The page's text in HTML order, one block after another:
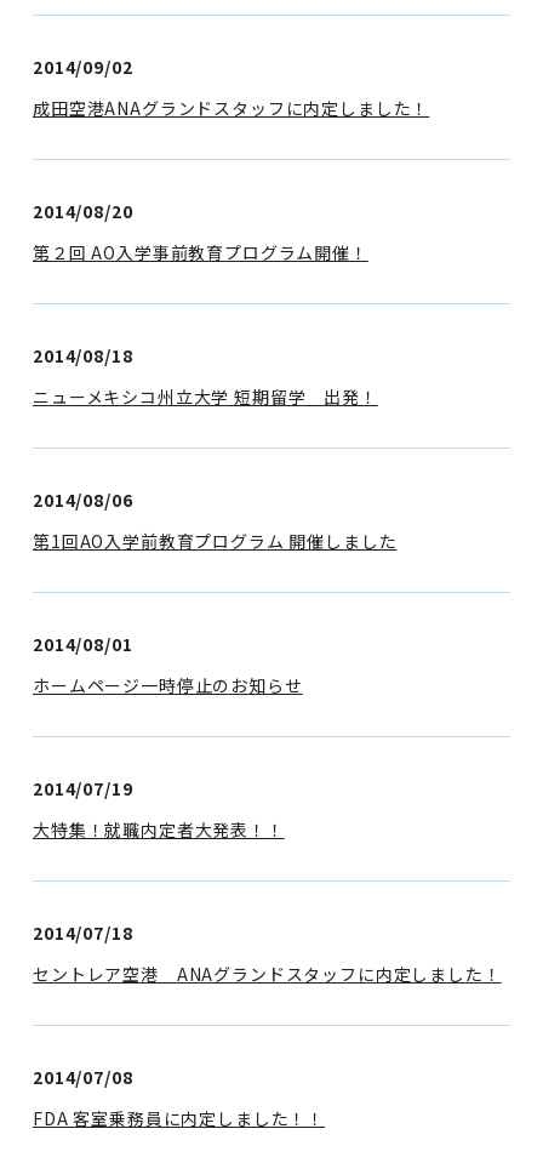
2014/09/02
成田空港ANAグランドスタッフに内定しました！
2014/08/20
第２回 AO入学事前教育プログラム開催！
2014/08/18
ニューメキシコ州立大学 短期留学 出発！
2014/08/06
第1回AO入学前教育プログラム 開催しました
2014/08/01
ホームページ一時停止のお知らせ
2014/07/19
大特集！就職内定者大発表！！
2014/07/18
セントレア空港 ANAグランドスタッフに内定しました！
2014/07/08
FDA 客室乗務員に内定しました！！